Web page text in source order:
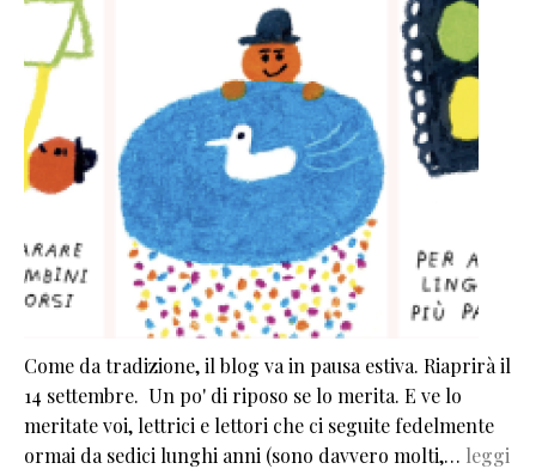
Come da tradizione, il blog va in pausa estiva. Riaprirà il
14 settembre. Un po' di riposo se lo merita. E ve lo
meritate voi, lettrici e lettori che ci seguite fedelmente
ormai da sedici lunghi anni (sono davvero molti,… leggi